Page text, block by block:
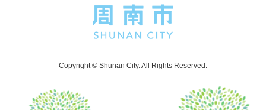
Copyright © Shunan City. All Rights Reserved.